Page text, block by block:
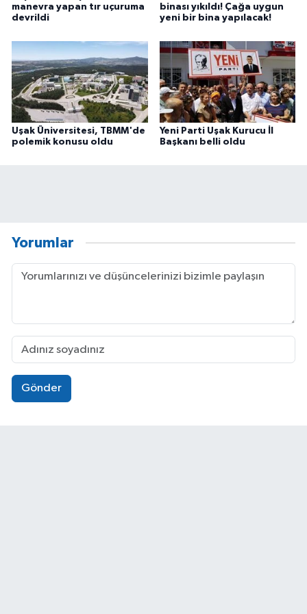
manevra yapan tır uçuruma
devrildi
binası yıkıldı! Çağa uygun
yeni bir bina yapılacak!
Uşak Üniversitesi, TBMM'de
polemik konusu oldu
Yeni Parti Uşak Kurucu İl
Başkanı belli oldu
Yorumlar
Gönder